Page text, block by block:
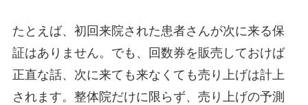
たとえば、初回来院された患者さんが次に来る保
証はありません。でも、回数券を販売しておけば
正直な話、次に来ても来なくても売り上げは計上
されます。整体院だけに限らず、売り上げの予測